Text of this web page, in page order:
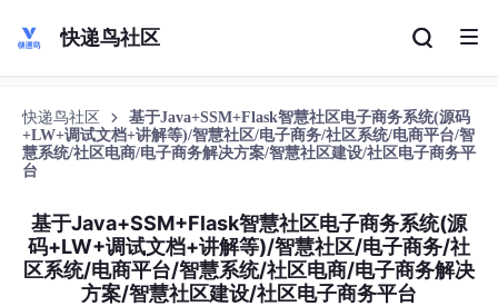
快递鸟社区
快递鸟社区
基于Java+SSM+Flask智慧社区电子商务系统(源码
+LW+调试文档+讲解等)/智慧社区/电子商务/社区系统/电商平台/智
慧系统/社区电商/电子商务解决方案/智慧社区建设/社区电子商务平
台
基于Java+SSM+Flask智慧社区电子商务系统(源
码+LW+调试文档+讲解等)/智慧社区/电子商务/社
区系统/电商平台/智慧系统/社区电商/电子商务解决
方案/智慧社区建设/社区电子商务平台